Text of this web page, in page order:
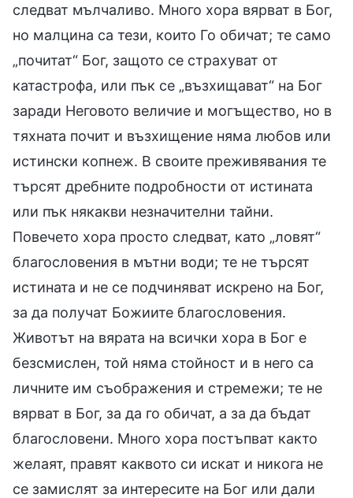
следват мълчаливо. Много хора вярват в Бог,
но малцина са тези, които Го обичат; те само
„почитат“ Бог, защото се страхуват от
катастрофа, или пък се „възхищават“ на Бог
заради Неговото величие и могъщество, но в
тяхната почит и възхищение няма любов или
истински копнеж. В своите преживявания те
търсят дребните подробности от истината
или пък някакви незначителни тайни.
Повечето хора просто следват, като „ловят“
благословения в мътни води; те не търсят
истината и не се подчиняват искрено на Бог,
за да получат Божиите благословения.
Животът на вярата на всички хора в Бог е
безсмислен, той няма стойност и в него са
личните им съображения и стремежи; те не
вярват в Бог, за да го обичат, а за да бъдат
благословени. Много хора постъпват както
желаят, правят каквото си искат и никога не
се замислят за интересите на Бог или дали